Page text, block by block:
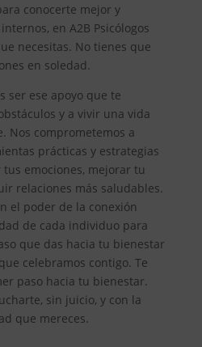
conocerte mejor y
en A2B Psicólogos
necesitas. No tienes que
en soledad.
ser ese apoyo que te
y a vivir una vida
Nos comprometemos a
prácticas y estrategias
emociones, mejorar tu
relaciones más saludables.
el poder de la conexión
de cada individuo para
que das hacia tu bienestar
celebramos contigo. Te
paso hacia tu bienestar.
sin juicio, y con la
que mereces.